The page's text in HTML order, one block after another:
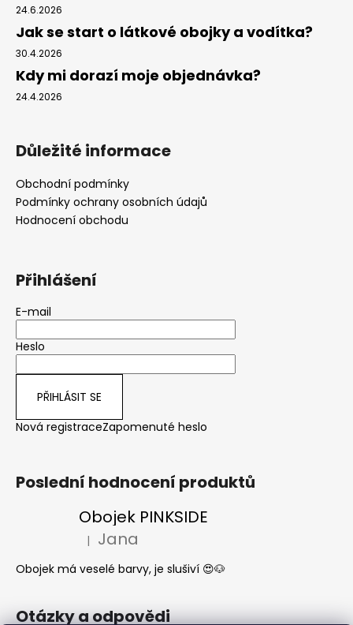
24.6.2026
Jak se start o látkové obojky a vodítka?
30.4.2026
Kdy mi dorazí moje objednávka?
24.4.2026
Důležité informace
Obchodní podmínky
Podmínky ochrany osobních údajů
Hodnocení obchodu
Přihlášení
E-mail
Heslo
PŘIHLÁSIT SE
Nová registraceZapomenuté heslo
Poslední hodnocení produktů
Obojek PINKSIDE
Hodnocení produktu je 5 z 5 hvězdiček.
| Jana
Obojek má veselé barvy, je slušiví 😍🐶
Otázky a odpovědi